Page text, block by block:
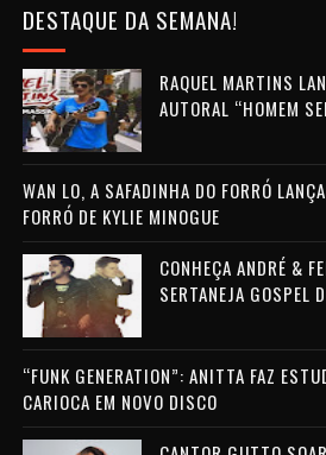
DESTAQUE DA SEMANA!
RAQUEL MARTINS
AUTORAL “HOMEM
WAN LO, A SAFADINHA DO FORRÓ
FORRÓ DE KYLIE MINOGUE
CONHEÇA ANDRÉ &
SERTANEJA GOSPEL
“FUNK GENERATION”: ANITTA FAZ
CARIOCA EM NOVO DISCO